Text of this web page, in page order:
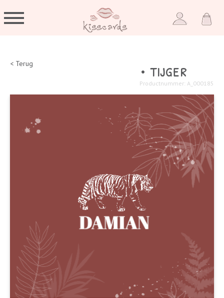
< Terug • tijger
Productnummer: A_000185